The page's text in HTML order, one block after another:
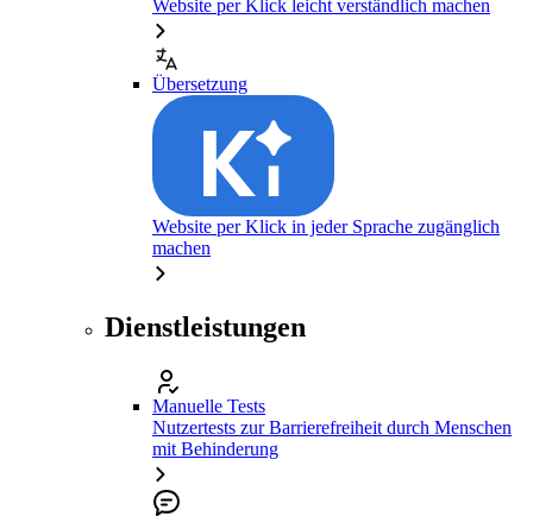
Website per Klick leicht verständlich machen
Übersetzung
Website per Klick in jeder Sprache zugänglich
machen
Dienstleistungen
Manuelle Tests
Nutzertests zur Barrierefreiheit durch Menschen
mit Behinderung